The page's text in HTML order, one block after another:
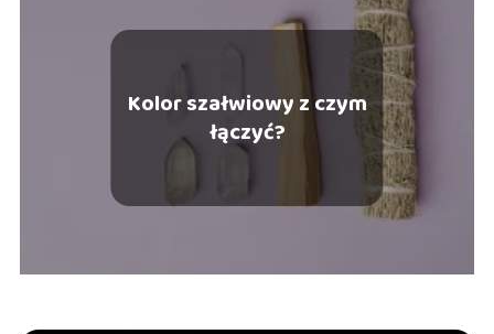
Kolor szałwiowy z czym
łączyć?